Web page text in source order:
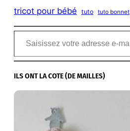
tricot pour bébé tuto tuto bonnet
Saisissez votre adresse e-mail…
ILS ONT LA COTE (DE MAILLES)